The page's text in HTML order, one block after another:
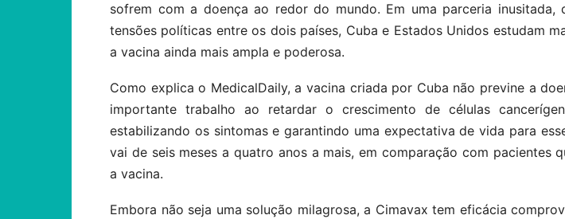
sofrem com a doença ao redor do mundo. Em uma parceria inusitada,
tensões políticas entre os dois países, Cuba e Estados Unidos estudam
a vacina ainda mais ampla e poderosa.
Como explica o MedicalDaily, a vacina criada por Cuba não previne a
importante trabalho ao retardar o crescimento de células
estabilizando os sintomas e garantindo uma expectativa de vida para
vai de seis meses a quatro anos a mais, em comparação com pacientes
a vacina.
Embora não seja uma solução milagrosa, a Cimavax tem eficácia